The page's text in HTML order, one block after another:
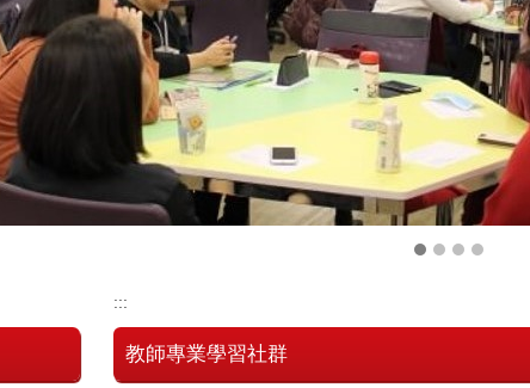
:::
教師專業學習社群